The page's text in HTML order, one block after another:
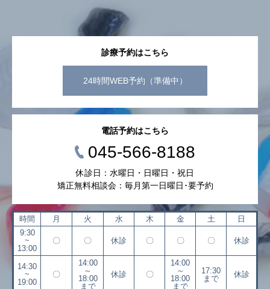
診療予約はこちら
24時間WEB予約（準備中）
電話予約はこちら
045-566-8188
休診日：水曜日・日曜日・祝日
矯正無料相談会：毎月第一日曜日･要予約
時間 月 火 水 木 金 土
日
9:30
~
13:00
〇 〇 休診 〇 〇 〇 休診
14:30
~
19:00
〇
14:00
～
18:00
まで
休診 〇
14:00
～
18:00
まで
17:30
まで
休診